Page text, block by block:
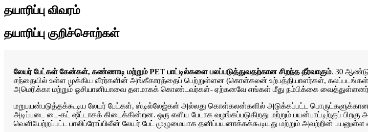
தயாரிப்பு விவரம்
தயாரிப்பு குறிச்சொற்கள்
லேயர் பேட்கள் கேன்கள், கண்ணாடி மற்றும் PET பாட்டில்களை பலப்படுத்துவதற்கான சிறந்த தீர்வாகும். 30
சந்தையில் உள்ள முக்கிய வீரர்களின் அங்கீகாரத்தைப் பெற்றுள்ளன (கொள்கலன் உற்பத்தியாளர்கள், கலப்படங்கள்,
அமெரிக்கா மற்றும் ஓசியானியாவை தளமாகக் கொண்டவர்கள்- ஏற்கனவே எங்கள் மீது நம்பிக்கை
மறுபயன்படுத்தக்கூடிய லேயர் பேட்கள், ஸ்டில்லேஜ்கள் அல்லது கொள்கலன்களில் அடுக்கப்பட்ட பொருட்களுக்கான
அடிப்படை டை-கட் ஷீட்டாகக் கிடைக்கின்றன. ஒரு எளிய பேடாக வழங்கப்படுகிறது மற்றும் பயன்பாட்டிற்குப்
வெளியேற்றப்பட்ட பாலிப்ரோப்பிலீன் லேயர் பேட் முழுமையாக தனிப்பயனாக்கக்கூடியது மற்றும் அவற்றின் பயனுள்ள